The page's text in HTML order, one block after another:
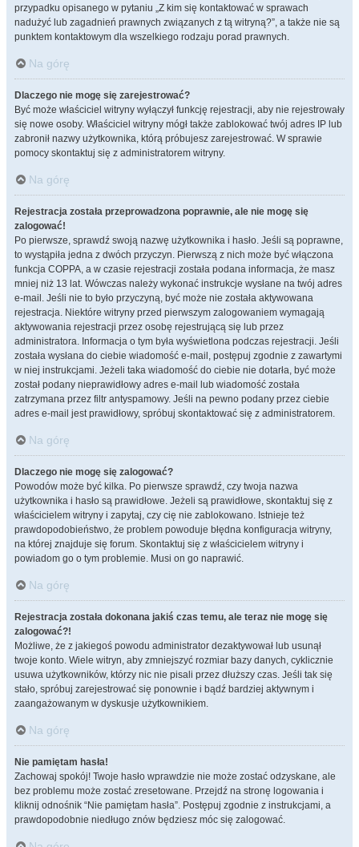
przypadku opisanego w pytaniu „Z kim się kontaktować w sprawach
nadużyć lub zagadnień prawnych związanych z tą witryną?”, a także nie są
punktem kontaktowym dla wszelkiego rodzaju porad prawnych.
Na górę
Dlaczego nie mogę się zarejestrować?
Być może właściciel witryny wyłączył funkcję rejestracji, aby nie rejestrowały
się nowe osoby. Właściciel witryny mógł także zablokować twój adres IP lub
zabronił nazwy użytkownika, którą próbujesz zarejestrować. W sprawie
pomocy skontaktuj się z administratorem witryny.
Na górę
Rejestracja została przeprowadzona poprawnie, ale nie mogę się
zalogować!
Po pierwsze, sprawdź swoją nazwę użytkownika i hasło. Jeśli są poprawne,
to wystąpiła jedna z dwóch przyczyn. Pierwszą z nich może być włączona
funkcja COPPA, a w czasie rejestracji została podana informacja, że masz
mniej niż 13 lat. Wówczas należy wykonać instrukcje wysłane na twój adres
e-mail. Jeśli nie to było przyczyną, być może nie została aktywowana
rejestracja. Niektóre witryny przed pierwszym zalogowaniem wymagają
aktywowania rejestracji przez osobę rejestrującą się lub przez
administratora. Informacja o tym była wyświetlona podczas rejestracji. Jeśli
została wysłana do ciebie wiadomość e-mail, postępuj zgodnie z zawartymi
w niej instrukcjami. Jeżeli taka wiadomość do ciebie nie dotarła, być może
został podany nieprawidłowy adres e-mail lub wiadomość została
zatrzymana przez filtr antyspamowy. Jeśli na pewno podany przez ciebie
adres e-mail jest prawidłowy, spróbuj skontaktować się z administratorem.
Na górę
Dlaczego nie mogę się zalogować?
Powodów może być kilka. Po pierwsze sprawdź, czy twoja nazwa
użytkownika i hasło są prawidłowe. Jeżeli są prawidłowe, skontaktuj się z
właścicielem witryny i zapytaj, czy cię nie zablokowano. Istnieje też
prawdopodobieństwo, że problem powoduje błędna konfiguracja witryny,
na której znajduje się forum. Skontaktuj się z właścicielem witryny i
powiadom go o tym problemie. Musi on go naprawić.
Na górę
Rejestracja została dokonana jakiś czas temu, ale teraz nie mogę się
zalogować?!
Możliwe, że z jakiegoś powodu administrator dezaktywował lub usunął
twoje konto. Wiele witryn, aby zmniejszyć rozmiar bazy danych, cyklicznie
usuwa użytkowników, którzy nic nie pisali przez dłuższy czas. Jeśli tak się
stało, spróbuj zarejestrować się ponownie i bądź bardziej aktywnym i
zaangażowanym w dyskusje użytkownikiem.
Na górę
Nie pamiętam hasła!
Zachowaj spokój! Twoje hasło wprawdzie nie może zostać odzyskane, ale
bez problemu może zostać zresetowane. Przejdź na stronę logowania i
kliknij odnośnik “Nie pamiętam hasła”. Postępuj zgodnie z instrukcjami, a
prawdopodobnie niedługo znów będziesz móc się zalogować.